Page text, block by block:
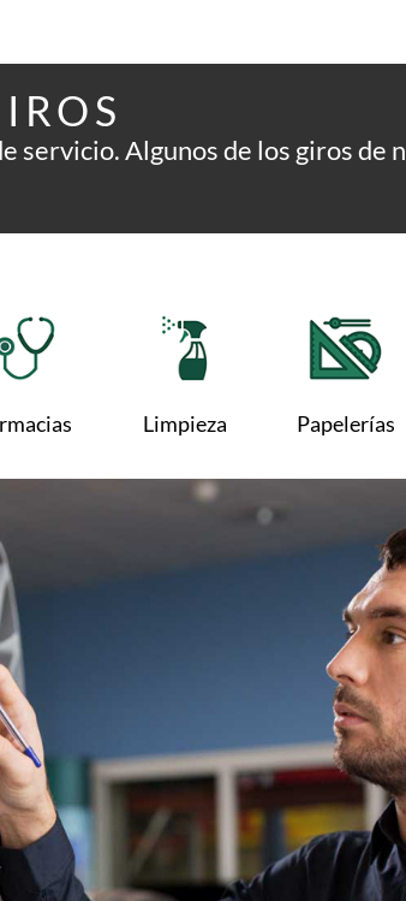
servicio. Algunos de los giros de
Limpieza Papelerías